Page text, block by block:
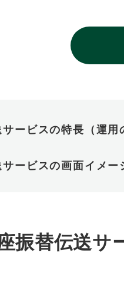
ービスの特長（運用
ービスの画面イメー
振替伝送サ